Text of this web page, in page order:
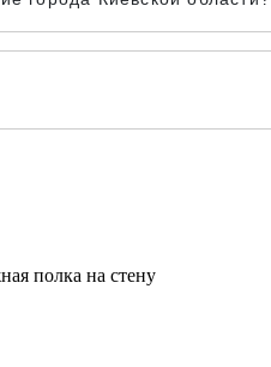
полка на стену